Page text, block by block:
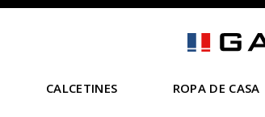
CALCETINES ROPA DE CASA